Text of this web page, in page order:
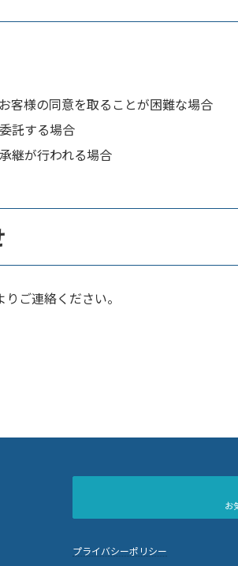
客様の同意を取ることが困難な場合
託する場合
継が行われる場合
ご連絡ください。
お
プライバシーポリシー